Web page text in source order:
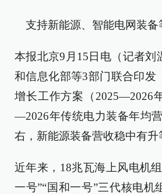
支持新能源、智能电网装备
本报北京9月15日电（记者刘
和信息化部等3部门联合印发
增长工作方案（2025—2026
—2026年传统电力装备年均
右，新能源装备营收稳中有升
近年来，18兆瓦海上风电机
一号”“国和一号”三代核电机